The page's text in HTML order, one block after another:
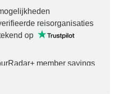
reisorganisaties
op
member savings
en ervoor te zorgen